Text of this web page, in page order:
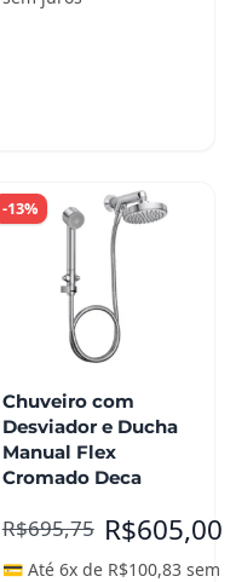
-13%
Chuveiro com
Desviador e Ducha
Manual Flex
Cromado Deca
R$695,75 R$605,00
💳 Até 6x de R$100,83 sem